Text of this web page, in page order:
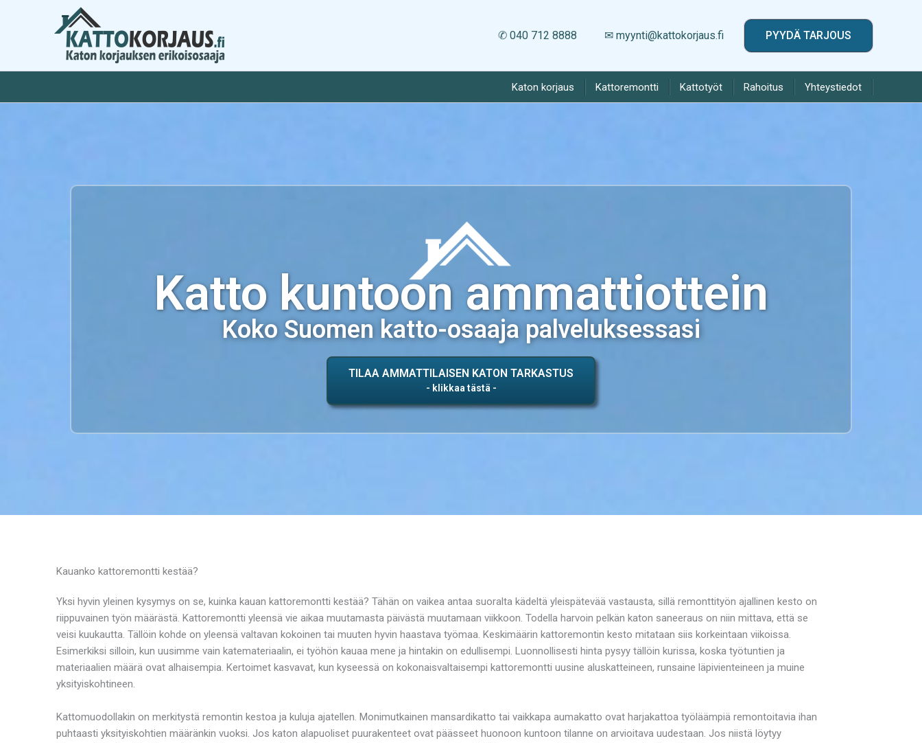
✆ 040 712 8888 ✉ myynti@kattokorjaus.fi PYYDÄ TARJOUS
Katon korjaus Kattoremontti Kattotyöt Rahoitus Yhteystiedot
Katto kuntoon ammattiottein
Koko Suomen katto-osaaja palveluksessasi
TILAA AMMATTILAISEN KATON TARKASTUS
Kauanko kattoremontti kestää?
Yksi hyvin yleinen kysymys on se, kuinka kauan kattoremontti kestää? Tähän on vaikea antaa suoralta kädeltä yleispätevää vastausta, sillä remonttityön ajallinen kesto on
riippuvainen työn määrästä. Kattoremontti yleensä vie aikaa muutamasta päivästä muutamaan viikkoon. Todella harvoin pelkän katon saneeraus on niin mittava, että se
veisi kuukautta. Tällöin kohde on yleensä valtavan kokoinen tai muuten hyvin haastava työmaa. Keskimäärin kattoremontin kesto mitataan siis korkeintaan viikoissa.
Esimerkiksi silloin, kun uusimme vain katemateriaalin, ei työhön kauaa mene ja hintakin on edullisempi. Luonnollisesti hinta pysyy tällöin kurissa, koska työtuntien ja
materiaalien määrä ovat alhaisempia. Kertoimet kasvavat, kun kyseessä on kokonaisvaltaisempi kattoremontti uusine aluskatteineen, runsaine läpivienteineen ja muine
yksityiskohtineen.
Kattomuodollakin on merkitystä remontin kestoa ja kuluja ajatellen. Monimutkainen mansardikatto tai vaikkapa aumakatto ovat harjakattoa työläämpiä remontoitavia ihan
puhtaasti yksityiskohtien määränkin vuoksi. Jos katon alapuoliset puurakenteet ovat päässeet huonoon kuntoon tilanne on arvioitava uudestaan. Jos niistä löytyy